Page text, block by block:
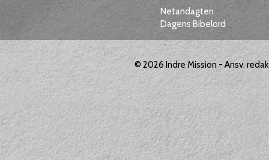
Netandagten
Dagens Bibelord
© 2026 Indre Mission- Ansv.